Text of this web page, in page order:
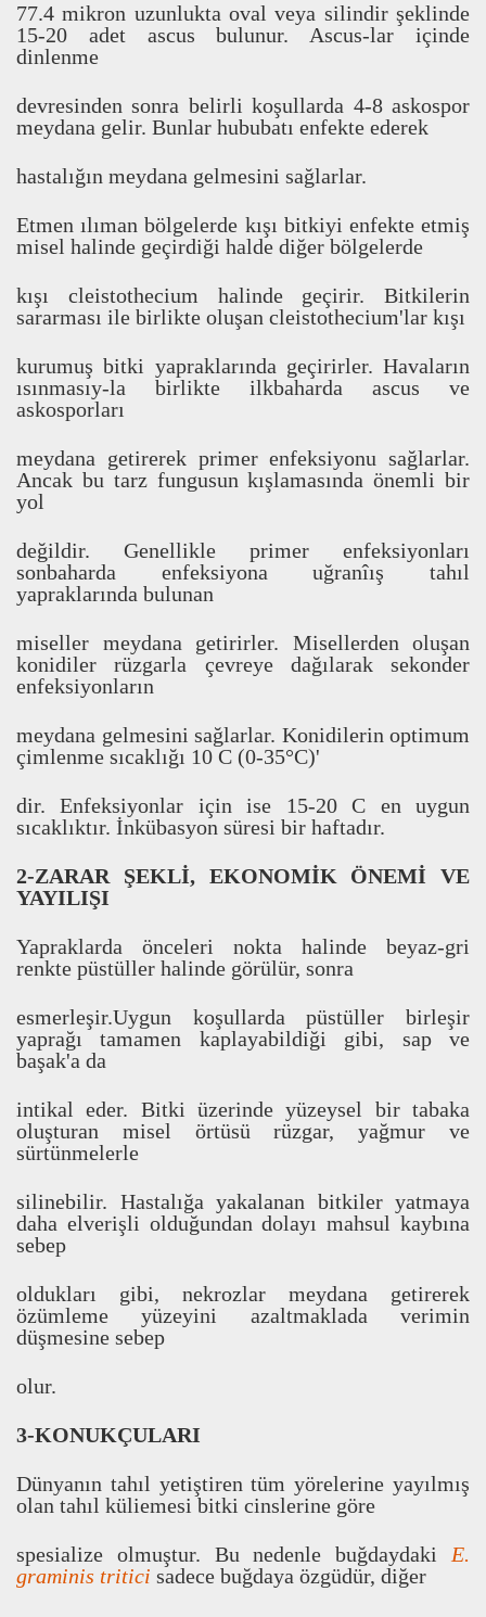
77.4 mikron uzunlukta oval veya silindir şeklinde
15-20 adet ascus bulunur. Ascus-lar içinde
dinlenme
devresinden sonra belirli koşullarda 4-8 askospor
meydana gelir. Bunlar hububatı enfekte ederek
hastalığın meydana gelmesini sağlarlar.
Etmenılıman bölgelerde kışı bitkiyi enfekte etmiş
misel halinde geçirdiği halde diğer bölgelerde
kışı cleistothecium halinde geçirir. Bitkilerin
sararması ile birlikte oluşan cleistothecium'lar kışı
kurumuşbitki yapraklarında geçirirler. Havaların
ısınmasıy-la birlikte ilkbaharda ascus ve
askosporları
meydana getirerek primer enfeksiyonu sağlarlar.
Ancak bu tarz fungusun kışlamasında önemli bir
yol
değildir. Genellikle primer enfeksiyonları
sonbaharda enfeksiyona uğranîıştahıl
yapraklarında bulunan
miseller meydana getirirler. Misellerden oluşan
konidiler rüzgarla çevreye dağılarak sekonder
enfeksiyonların
meydana gelmesini sağlarlar. Konidilerin optimum
çimlenme sıcaklığı 10 C (0-35°C)'
dir. Enfeksiyonlar için ise 15-20 C en uygun
sıcaklıktır. İnkübasyon süresi bir haftadır.
2-ZARAR ŞEKLİ, EKONOMİK ÖNEMİ VE
YAYILIŞI
Yapraklarda önceleri nokta halinde beyaz-gri
renkte püstüller halinde görülür, sonra
esmerleşir.Uygun koşullarda püstüller birleşir
yaprağıtamamen kaplayabildiği gibi, sap ve
başak'a da
intikal eder. Bitki üzerinde yüzeysel bir tabaka
oluşturan misel örtüsü rüzgar, yağmur ve
sürtünmelerle
silinebilir. Hastalığa yakalanan bitkiler yatmaya
daha elverişli olduğundan dolayımahsul kaybına
sebep
oldukları gibi, nekrozlar meydana getirerek
özümleme yüzeyini azaltmaklada verimin
düşmesine sebep
olur.
3-KONUKÇULARI
Dünyanın tahıl yetiştiren tüm yörelerine yayılmış
olan tahıl küliemesi bitki cinslerine göre
spesialize olmuştur. Bu nedenle buğdaydaki E.
graminis tritici sadece buğdaya özgüdür, diğer